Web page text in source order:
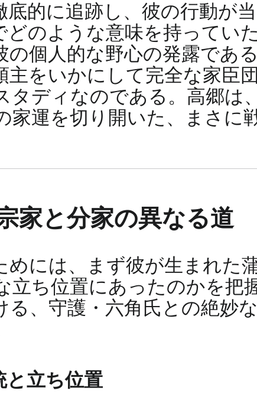
的に追跡し、彼の行動が
どのような意味を持ってい
の個人的な野心の発露であ
主をいかにして完全な家臣
タディなのである。高郷は
家運を切り開いた、まさに
家と分家の異なる道
には、まず彼が生まれた
立ち位置にあったのかを把
、守護・六角氏との絶妙
と立ち位置